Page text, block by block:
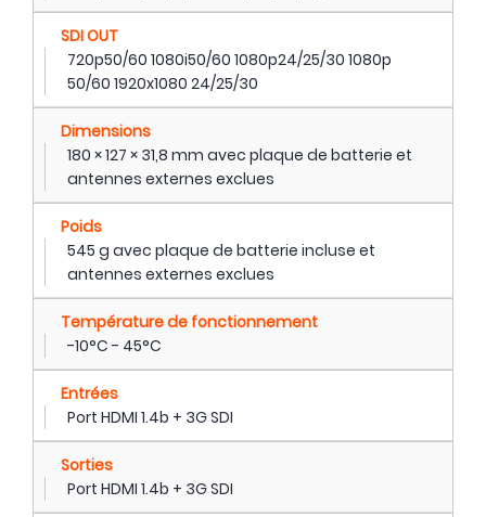
SDI OUT
720p50/60 1080i50/60 1080p24/25/30 1080p
50/60 1920x1080 24/25/30
Dimensions
180 × 127 × 31,8 mm avec plaque de batterie et
antennes externes exclues
Poids
545 g avec plaque de batterie incluse et
antennes externes exclues
Température de fonctionnement
-10°C - 45°C
Entrées
Port HDMI 1.4b + 3G SDI
Sorties
Port HDMI 1.4b + 3G SDI